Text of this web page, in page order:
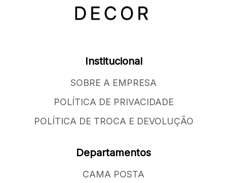
Institucional
SOBRE A EMPRESA
POLÍTICA DE PRIVACIDADE
POLÍTICA DE TROCA E DEVOLUÇÃO
Departamentos
CAMA POSTA